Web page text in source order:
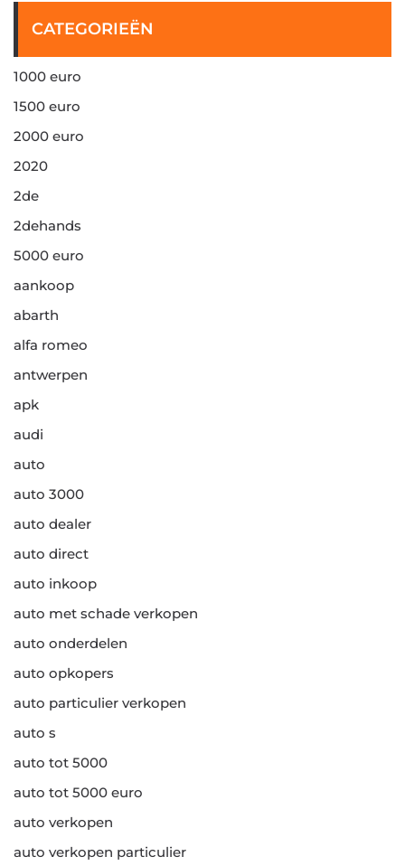
CATEGORIEËN
1000 euro
1500 euro
2000 euro
2020
2de
2dehands
5000 euro
aankoop
abarth
alfa romeo
antwerpen
apk
audi
auto
auto 3000
auto dealer
auto direct
auto inkoop
auto met schade verkopen
auto onderdelen
auto opkopers
auto particulier verkopen
auto s
auto tot 5000
auto tot 5000 euro
auto verkopen
auto verkopen particulier